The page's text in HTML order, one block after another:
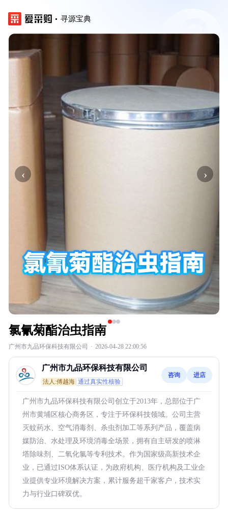
寻源宝典
‹ ›
氯氰菊酯治虫指南
广州市九品环保科技有限公司 · 2026-04-28 22:00:56
广州市九品环保科技有限公司
法人:傅越海 通过真实性核验
咨询 进店
广州市九品环保科技有限公司创立于2013年，总部位于广
州市黄埔区核心商务区，专注于环保科技领域。公司主营
灭蚊药水、空气消毒剂、杀虫剂加工等系列产品，覆盖病
媒防治、水处理及环境消毒全场景，拥有自主研发的喷淋
塔除味剂、二氧化氯等专利技术。作为国家级高新技术企
业，已通过ISO体系认证，为政府机构、医疗机构及工业企
业提供专业环境解决方案，累计服务超千家客户，技术实
力与行业口碑双优。